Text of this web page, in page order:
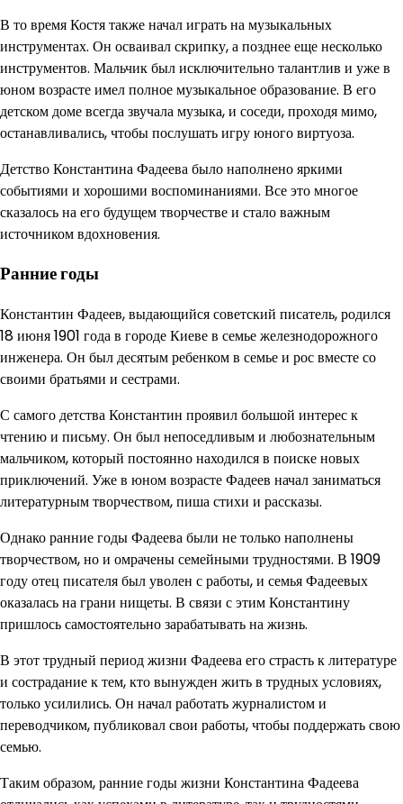
В то время Костя также начал играть на музыкальных
инструментах. Он осваивал скрипку, а позднее еще несколько
инструментов. Мальчик был исключительно талантлив и уже в
юном возрасте имел полное музыкальное образование. В его
детском доме всегда звучала музыка, и соседи, проходя мимо,
останавливались, чтобы послушать игру юного виртуоза.
Детство Константина Фадеева было наполнено яркими
событиями и хорошими воспоминаниями. Все это многое
сказалось на его будущем творчестве и стало важным
источником вдохновения.
Ранние годы
Константин Фадеев, выдающийся советский писатель, родился
18 июня 1901 года в городе Киеве в семье железнодорожного
инженера. Он был десятым ребенком в семье и рос вместе со
своими братьями и сестрами.
С самого детства Константин проявил большой интерес к
чтению и письму. Он был непоседливым и любознательным
мальчиком, который постоянно находился в поиске новых
приключений. Уже в юном возрасте Фадеев начал заниматься
литературным творчеством, пиша стихи и рассказы.
Однако ранние годы Фадеева были не только наполнены
творчеством, но и омрачены семейными трудностями. В 1909
году отец писателя был уволен с работы, и семья Фадеевых
оказалась на грани нищеты. В связи с этим Константину
пришлось самостоятельно зарабатывать на жизнь.
В этот трудный период жизни Фадеева его страсть к литературе
и сострадание к тем, кто вынужден жить в трудных условиях,
только усилились. Он начал работать журналистом и
переводчиком, публиковал свои работы, чтобы поддержать свою
семью.
Таким образом, ранние годы жизни Константина Фадеева